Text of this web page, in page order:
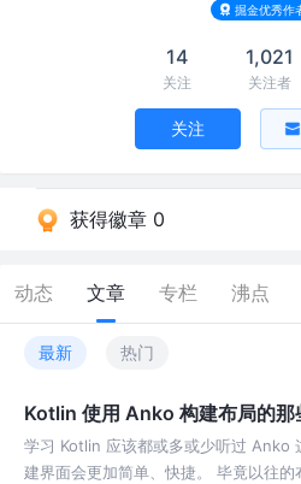
掘金优秀作
14
关注
1,021
关注者
关注
获得徽章 0
动态 文章 专栏 沸点
最新 热门
Kotlin 使用 Anko 构建布局的那
学习 Kotlin 应该都或多或少听过 Anko
建界面会更加简单、快捷。 毕竟以往